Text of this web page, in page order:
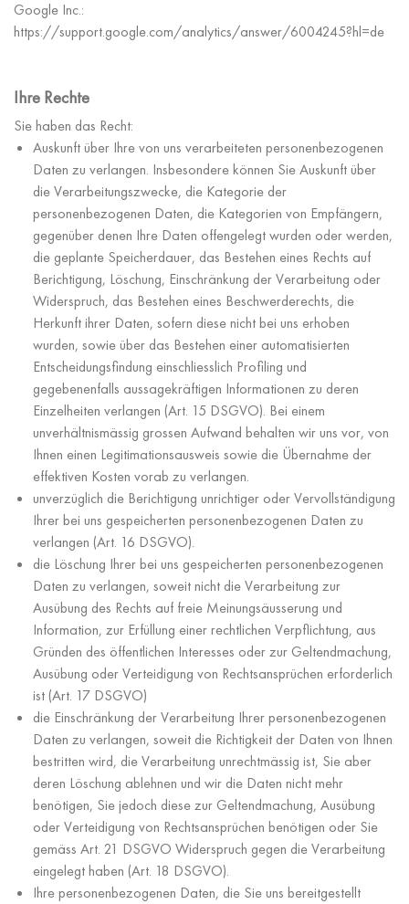
Google Inc.:
https://support.google.com/analytics/answer/6004245?hl=de
Ihre Rechte
Sie haben das Recht:
Auskunft über Ihre von uns verarbeiteten personenbezogenen
Daten zu verlangen. Insbesondere können Sie Auskunft über
die Verarbeitungszwecke, die Kategorie der
personenbezogenen Daten, die Kategorien von Empfängern,
gegenüber denen Ihre Daten offengelegt wurden oder werden,
die geplante Speicherdauer, das Bestehen eines Rechts auf
Berichtigung, Löschung, Einschränkung der Verarbeitung oder
Widerspruch, das Bestehen eines Beschwerderechts, die
Herkunft ihrer Daten, sofern diese nicht bei uns erhoben
wurden, sowie über das Bestehen einer automatisierten
Entscheidungsfindung einschliesslich Profiling und
gegebenenfalls aussagekräftigen Informationen zu deren
Einzelheiten verlangen (Art. 15 DSGVO). Bei einem
unverhältnismässig grossen Aufwand behalten wir uns vor, von
Ihnen einen Legitimationsausweis sowie die Übernahme der
effektiven Kosten vorab zu verlangen.
unverzüglich die Berichtigung unrichtiger oder Vervollständigung
Ihrer bei uns gespeicherten personenbezogenen Daten zu
verlangen (Art. 16 DSGVO).
die Löschung Ihrer bei uns gespeicherten personenbezogenen
Daten zu verlangen, soweit nicht die Verarbeitung zur
Ausübung des Rechts auf freie Meinungsäusserung und
Information, zur Erfüllung einer rechtlichen Verpflichtung, aus
Gründen des öffentlichen Interesses oder zur Geltendmachung,
Ausübung oder Verteidigung von Rechtsansprüchen erforderlich
ist (Art. 17 DSGVO)
die Einschränkung der Verarbeitung Ihrer personenbezogenen
Daten zu verlangen, soweit die Richtigkeit der Daten von Ihnen
bestritten wird, die Verarbeitung unrechtmässig ist, Sie aber
deren Löschung ablehnen und wir die Daten nicht mehr
benötigen, Sie jedoch diese zur Geltendmachung, Ausübung
oder Verteidigung von Rechtsansprüchen benötigen oder Sie
gemäss Art. 21 DSGVO Widerspruch gegen die Verarbeitung
eingelegt haben (Art. 18 DSGVO).
Ihre personenbezogenen Daten, die Sie uns bereitgestellt